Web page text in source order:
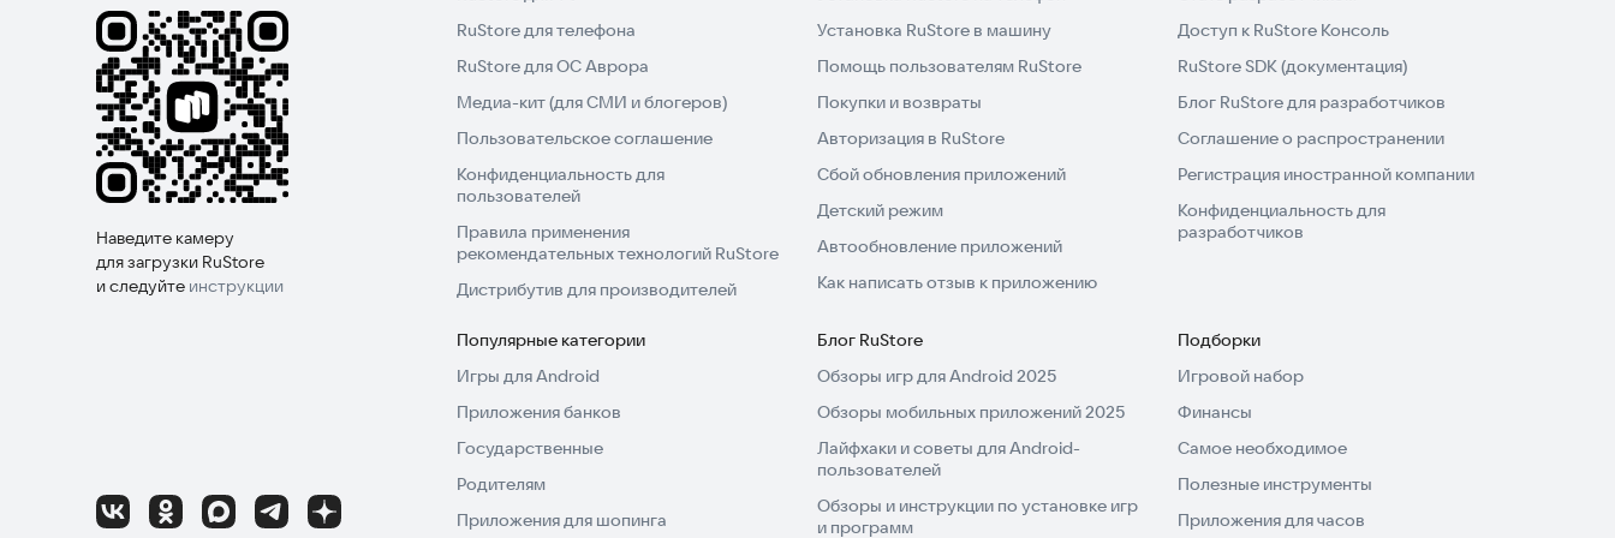
⭐️ Понравилась поездка?
Оцените работу водителя, оставьте отзыв или выберите готовую реакцию из списка, чтобы
поделиться впечатлениями.
Попробуйте приложение прямо сейчас и оцените удобство заказа такси в Бердянске и Джанкое.
Наведите камеру
для загрузки RuStore
и следуйте инструкции
RuStore для телефона
RuStore для ОС Аврора
Медиа-кит (для СМИ и блогеров)
Пользовательское соглашение
Конфиденциальность для
пользователей
Правила применения
рекомендательных технологий RuStore
Дистрибутив для производителей
Установка RuStore в машину
Помощь пользователям RuStore
Покупки и возвраты
Авторизация в RuStore
Сбой обновления приложений
Детский режим
Автообновление приложений
Как написать отзыв к приложению
Доступ к RuStore Консоль
RuStore SDK (документация)
Блог RuStore для разработчиков
Соглашение о распространении
Регистрация иностранной компании
Конфиденциальность для
разработчиков
Популярные категории
Игры для Android
Приложения банков
Государственные
Родителям
Приложения для шопинга
Блог RuStore
Обзоры игр для Android 2025
Обзоры мобильных приложений 2025
Лайфхаки и советы для Android-
пользователей
Обзоры и инструкции по установке игр
и программ
Подборки
Игровой набор
Финансы
Самое необходимое
Полезные инструменты
Приложения для часов